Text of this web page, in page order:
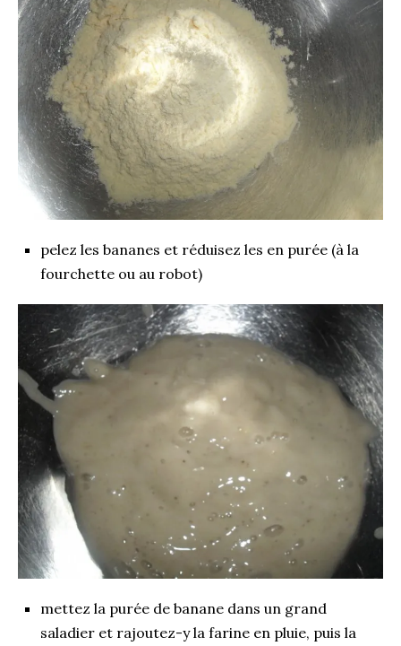
pelez les bananes et réduisez les en purée (à la
fourchette ou au robot)
mettez la purée de banane dans un grand
saladier et rajoutez-y la farine en pluie, puis la